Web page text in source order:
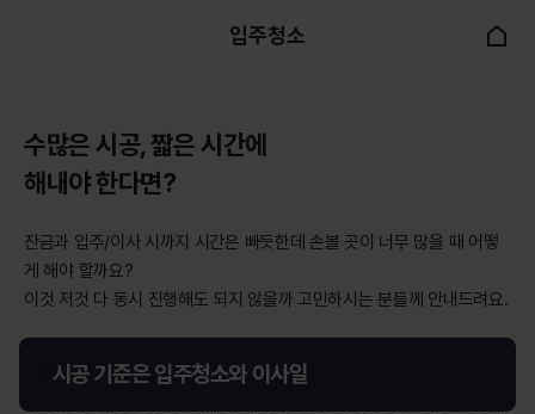
입주청소
수많은 시공, 짧은 시간에
해내야 한다면?
잔금과 입주/이사 시까지 시간은 빠듯한데 손볼 곳이 너무 많을 때 어떻
게 해야 할까요?
이것 저것 다 동시 진행해도 되지 않을까 고민하시는 분들께 안내드려요.
시공 기준은 입주청소와 이사일